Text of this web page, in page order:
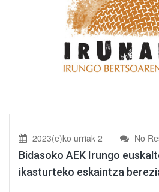
2023(e)ko urriak 2 No
Bidasoko AEK Irungo
ikasturteko eskaintza